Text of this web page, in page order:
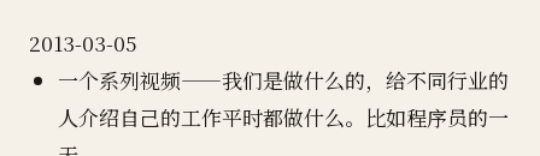
2013-03-05
一个系列视频——我们是做什么的，给不同行业的
人介绍自己的工作平时都做什么。比如程序员的一